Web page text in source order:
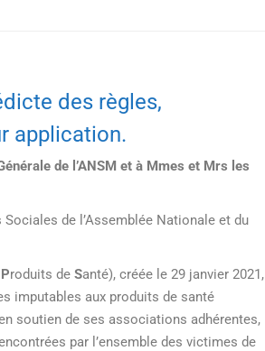
des règles,
application.
de l’ANSM et à Mmes et Mrs les
de l’Assemblée Nationale et du
Produits de Santé), créée le 29 janvier 2021,
imputables aux produits de santé
soutien de ses associations adhérentes,
par l’ensemble des victimes de